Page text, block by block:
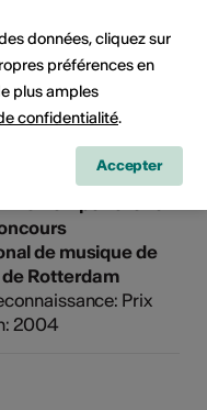
pour Trio
- Prix Géraldine
Neuchâtel
Prix
2006
de musique de
Rotterdam
Prix
2004
données, cliquez sur
préférences en
plus amples
confidentialité.
Accepter